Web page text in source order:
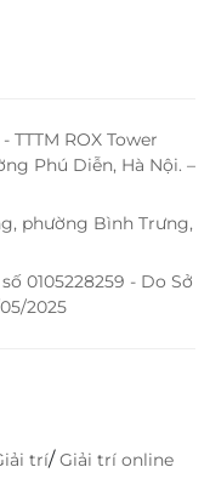
TTTM ROX Tower
Phú Diễn, Hà Nội. –
phường Bình Trưng,
0105228259 - Do Sở
2025
trí/Giải trí online